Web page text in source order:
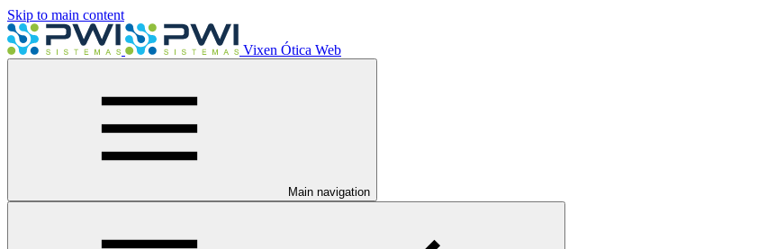
Skip to main content
Vixen Ótica Web
Main navigation